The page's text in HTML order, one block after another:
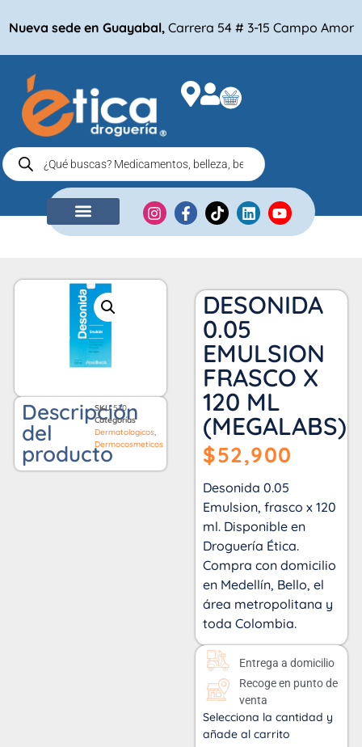
Nueva sede en Guayabal, Carrera 54 # 3-15 Campo Amor
Descripción
del
producto
SKU570
Categorías
Dermatologicos
Dermocosmeticos
DESONIDA
0.05
EMULSION
FRASCO X
120 ML
(MEGALABS)
$52,900
Desonida 0.05
Emulsion, frasco x 120
ml. Disponible en
Droguería Ética.
Compra con domicilio
en Medellín, Bello, el
área metropolitana y
toda Colombia.
Entrega a domicilio
Recoge en punto de
venta
Selecciona la cantidad y
añade al carrito